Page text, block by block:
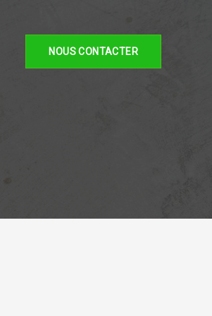
NOUS CONTACTER